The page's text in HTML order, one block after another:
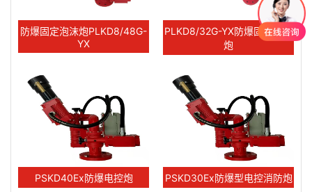
防爆固定泡沫炮PLKD8/48G-
YX
PLKD8/32G-YX防爆固定泡沫
炮
PSKD40Ex防爆电控炮 PSKD30Ex防爆型电控消防炮